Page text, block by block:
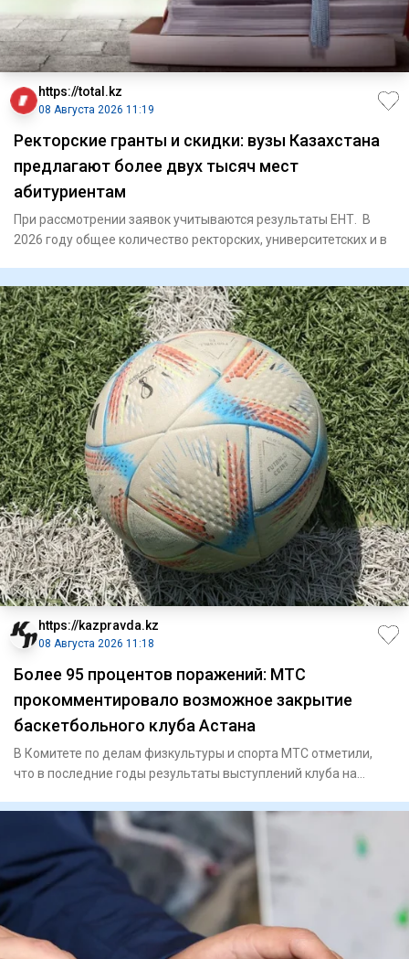
https://total.kz
08 Августа 2026 11:19
Ректорские гранты и скидки: вузы Казахстана
предлагают более двух тысяч мест
абитуриентам
При рассмотрении заявок учитываются результаты ЕНТ. В
2026 году общее количество ректорских, университетских и в
https://kazpravda.kz
08 Августа 2026 11:18
Более 95 процентов поражений: МТС
прокомментировало возможное закрытие
баскетбольного клуба Астана
В Комитете по делам физкультуры и спорта МТС отметили,
что в последние годы результаты выступлений клуба на